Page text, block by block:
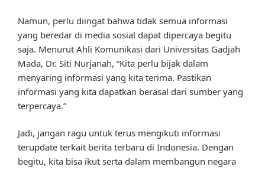
Namun, perlu diingat bahwa tidak semua informasi
yang beredar di media sosial dapat dipercaya begitu
saja. Menurut Ahli Komunikasi dari Universitas Gadjah
Mada, Dr. Siti Nurjanah, “Kita perlu bijak dalam
menyaring informasi yang kita terima. Pastikan
informasi yang kita dapatkan berasal dari sumber yang
terpercaya.”
Jadi, jangan ragu untuk terus mengikuti informasi
terupdate terkait berita terbaru di Indonesia. Dengan
begitu, kita bisa ikut serta dalam membangun negara